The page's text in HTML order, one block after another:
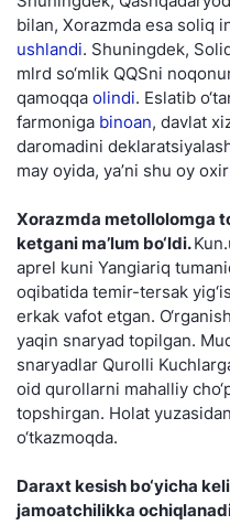
bilan, Xorazmda esa soliq
ushlandi. Shuningdek,
mlrd so‘mlik QQSni
qamoqqa olindi. Eslatib
farmoniga binoan, davlat
daromadini
may oyida, ya’ni shu oy
Xorazmda metollolomga
ketgani ma’lum bo‘ldi.
aprel kuni Yangiariq
oqibatida temir-tersak
erkak vafot etgan.
yaqin snaryad topilgan.
snaryadlar Qurolli
oid qurollarni mahalliy
topshirgan. Holat
o‘tkazmoqda.
Daraxt kesish bo‘yicha
jamoatchilikka